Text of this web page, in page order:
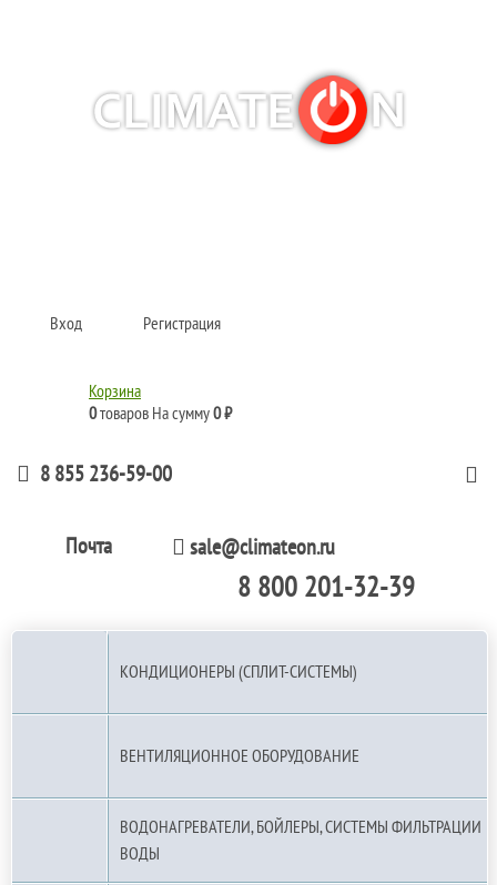
Вход Регистрация
Корзина
0товаров На сумму0 ₽
8 855 236-59-00
Почта sale@climateon.ru
8 800 201-32-39
КОНДИЦИОНЕРЫ (СПЛИТ-СИСТЕМЫ)
ВЕНТИЛЯЦИОННОЕ ОБОРУДОВАНИЕ
ВОДОНАГРЕВАТЕЛИ, БОЙЛЕРЫ, СИСТЕМЫ ФИЛЬТРАЦИИ
ВОДЫ